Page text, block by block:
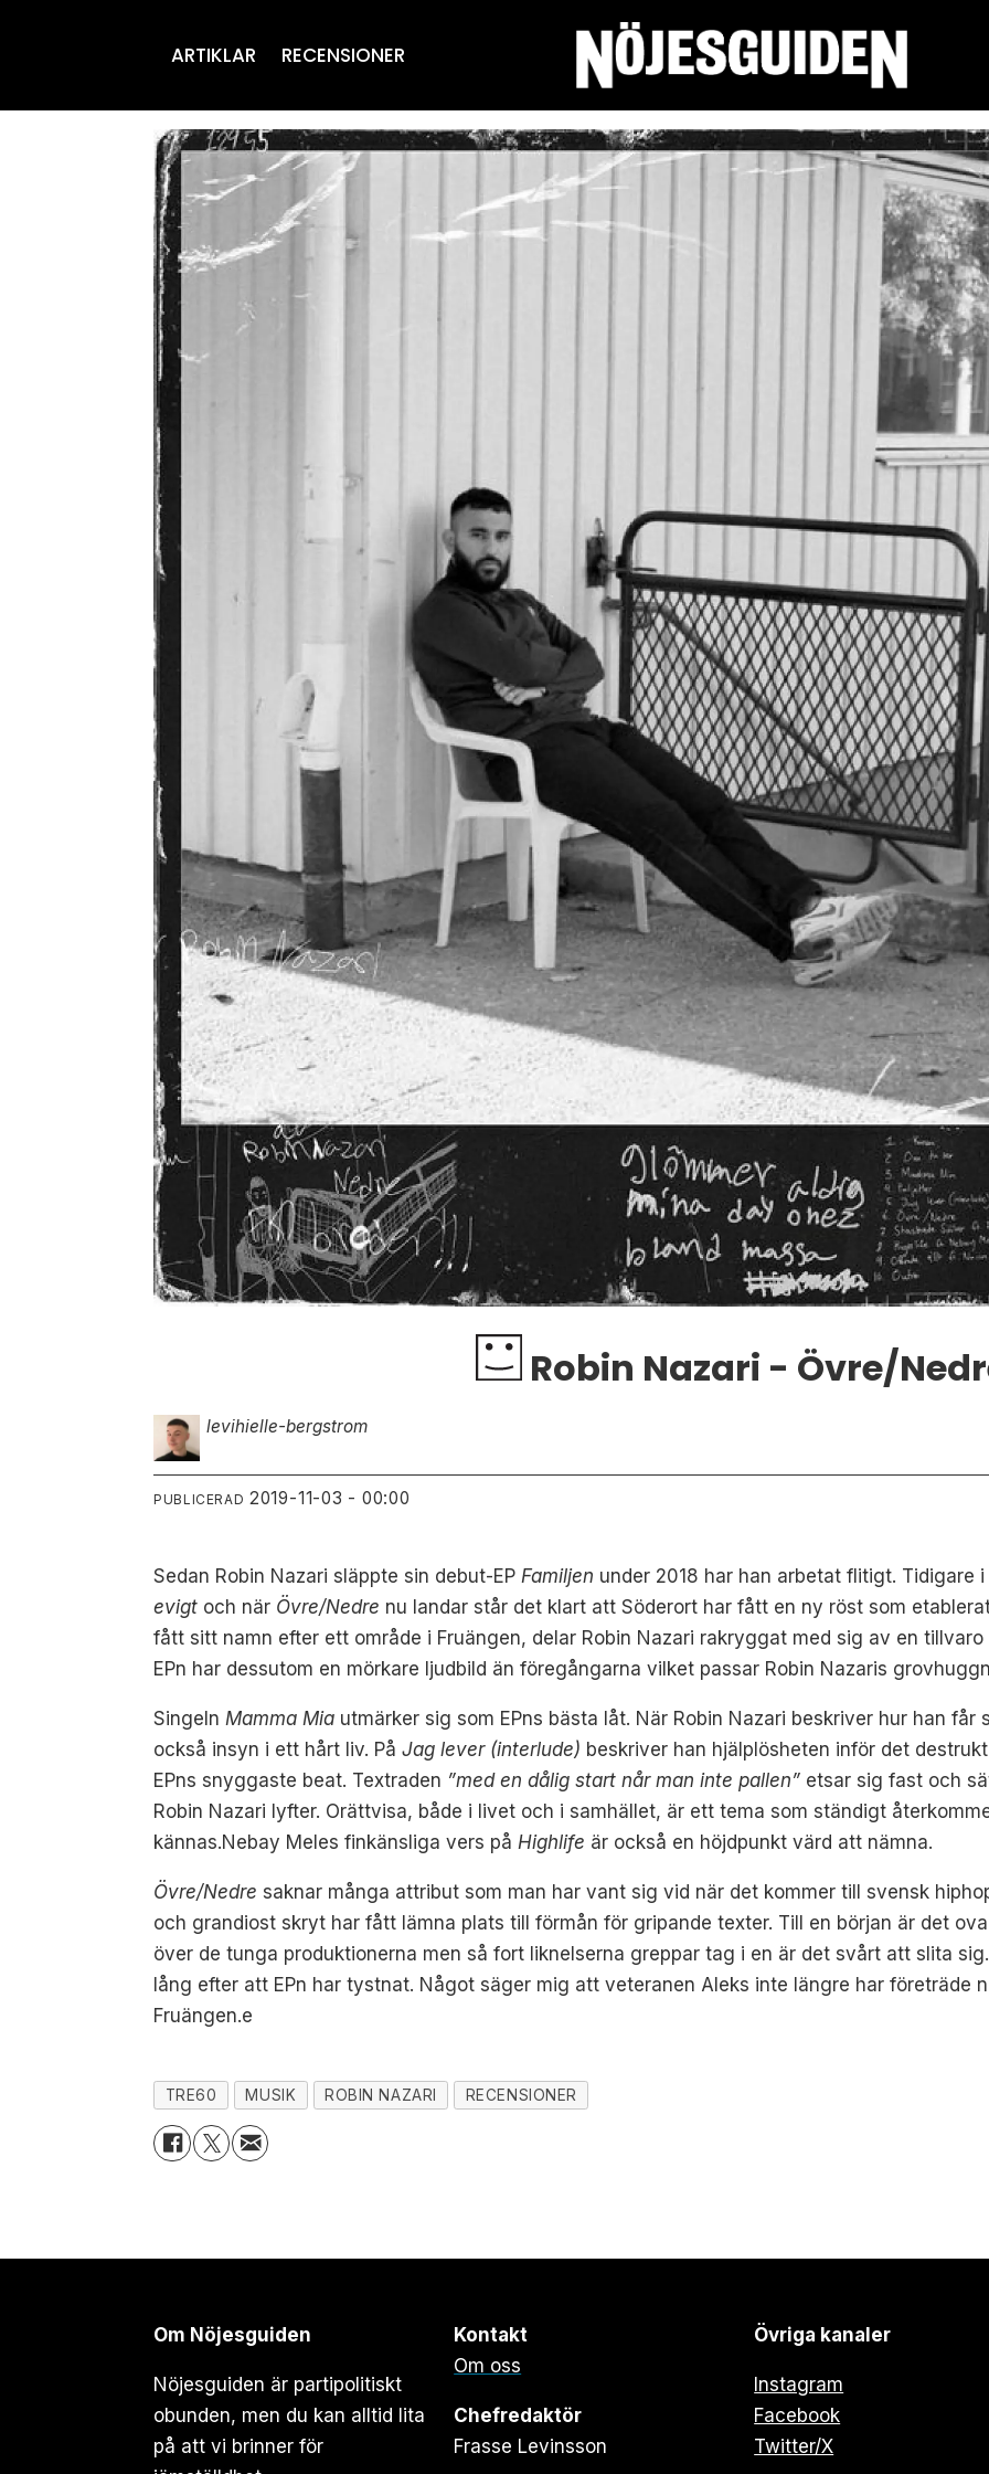
ARTIKLAR RECENSIONER
Robin Nazari - Övre/
levihielle-bergstrom
PUBLICERAD 2019-11-03 - 00:00
Sedan Robin Nazari släppte sin debut-EP Familjen under 2018 har han arbetat flitigt. Tidigare
evigt och när Övre/Nedre nu landar står det klart att Söderort har fått en ny röst som
fått sitt namn efter ett område i Fruängen, delar Robin Nazari rakryggat med sig av en
EPn har dessutom en mörkare ljudbild än föregångarna vilket passar Robin Nazaris
Singeln Mamma Mia utmärker sig som EPns bästa låt. När Robin Nazari beskriver hur han
också insyn i ett hårt liv. PåJag lever (interlude) beskriver han hjälplösheten inför det
EPns snyggaste beat. Textraden ”med en dålig start når man inte pallen” etsar sig fast och
Robin Nazari lyfter. Orättvisa, både i livet och i samhället, är ett tema som ständigt
kännas.Nebay Meles finkänsliga vers på Highlife är också en höjdpunkt värd att nämna.
Övre/Nedre saknar många attribut som man har vant sig vid när det kommer till svensk
och grandiost skryt har fått lämna plats till förmån för gripande texter. Till en början är det
över de tunga produktionerna men så fort liknelserna greppar tag i en är det svårt att slita
lång efter att EPn har tystnat. Något säger mig att veteranen Aleks inte längre har företräde
Fruängen.e
TRE60 MUSIK ROBIN NAZARI RECENSIONER
Om Nöjesguiden
Nöjesguiden är partipolitiskt
obunden, men du kan alltid lita
på att vi brinner för
Kontakt
Om oss
Chefredaktör
Frasse Levinsson
Övriga kanaler
Instagram
Facebook
Twitter/X